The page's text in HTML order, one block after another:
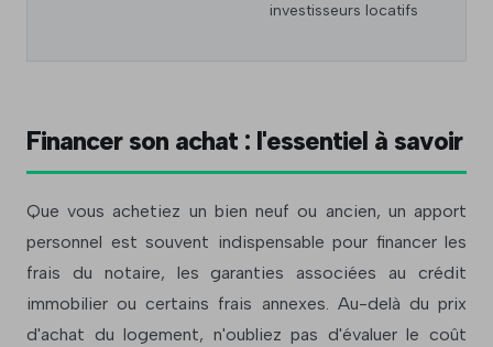
investisseurs locatifs
Financer son achat : l'essentiel à savoir
Que vous achetiez un bien neuf ou ancien, un apport
personnel est souvent indispensable pour financer les
frais du notaire, les garanties associées au crédit
immobilier ou certains frais annexes. Au-delà du prix
d'achat du logement, n'oubliez pas d'évaluer le coût